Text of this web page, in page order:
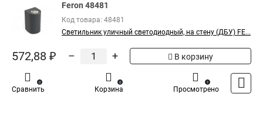
Feron 48481
Код товара: 48481
Светильник уличный светодиодный, на стену (ДБУ) FE...
572,88 ₽ – + В корзину
Сравнить
0
Корзина
0
Просмотрено
1